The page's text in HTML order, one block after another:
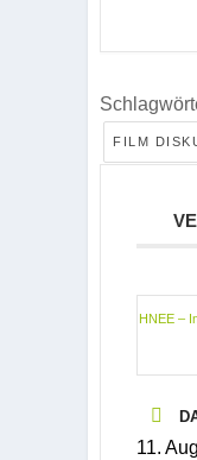
FILM
HNEE –
11.